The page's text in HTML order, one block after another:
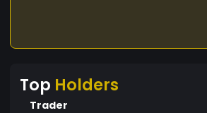
Top Holders
Trader